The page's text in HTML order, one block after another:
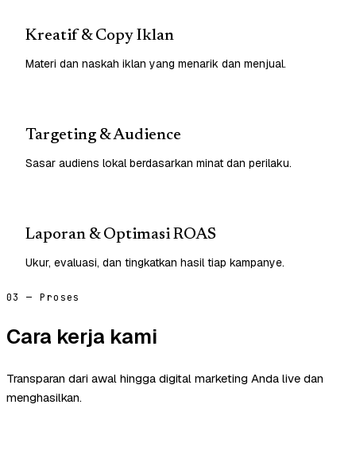
Kreatif & Copy Iklan
Materi dan naskah iklan yang menarik dan menjual.
Targeting & Audience
Sasar audiens lokal berdasarkan minat dan perilaku.
Laporan & Optimasi ROAS
Ukur, evaluasi, dan tingkatkan hasil tiap kampanye.
03 — Proses
Cara kerja kami
Transparan dari awal hingga digital marketing Anda live dan
menghasilkan.